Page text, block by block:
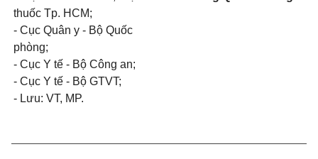
thuốc Tp. HCM;
- Cục Quân y - Bộ Quốc
phòng;
- Cục Y tế - Bộ Công an;
- Cục Y tế - Bộ GTVT;
- Lưu: VT, MP.